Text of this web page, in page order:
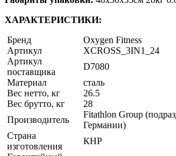
ХАРАКТЕРИСТИКИ:
Бренд
Oxygen Fitness
Артикул
XCROSS_3IN1_24
Артикул
поставщика
D7080
Материал
сталь
Вес нетто, кг
26.5
Вес брутто, кг
28
Производитель
Fitathlon Group
Германии)
Страна
изготовления
КНР